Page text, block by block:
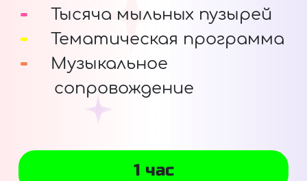
Тысяча мыльных пузырей
Тематическая программа
Музыкальное
сопровождение
1 час